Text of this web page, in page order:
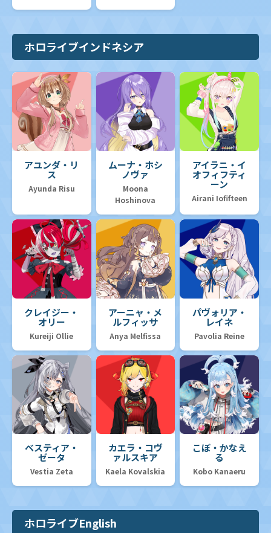
ホロライブインドネシア
アユンダ・リ
ス
Ayunda Risu
ムーナ・ホシ
ノヴァ
Moona
Hoshinova
アイラニ・イ
オフィフティ
ーン
Airani Iofifteen
クレイジー・
オリー
Kureiji Ollie
アーニャ・メ
ルフィッサ
Anya Melfissa
パヴォリア・
レイネ
Pavolia Reine
ベスティア・
ゼータ
Vestia Zeta
カエラ・コヴ
ァルスキア
Kaela Kovalskia
こぼ・かなえ
る
Kobo Kanaeru
ホロライブEnglish